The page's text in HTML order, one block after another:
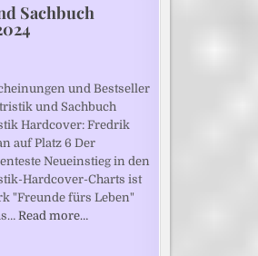
Sachbuch
und Bestseller
und Sachbuch
Hardcover: Fredrik
auf Platz 6 Der
Neueinstieg in den
Hardcover-Charts ist
"Freunde fürs Leben"
Read more…